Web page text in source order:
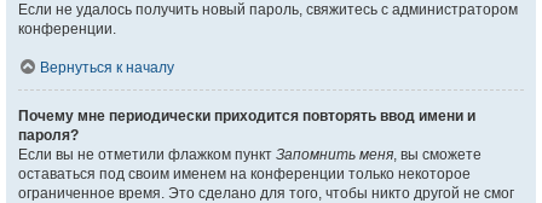
Если не удалось получить новый пароль, свяжитесь с администратором
конференции.
Вернуться к началу
Почему мне периодически приходится повторять ввод имени и
пароля?
Если вы не отметили флажком пункт Запомнить меня, вы сможете
оставаться под своим именем на конференции только некоторое
ограниченное время. Это сделано для того, чтобы никто другой не смог